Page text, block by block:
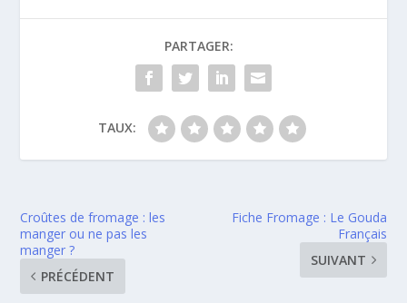
PARTAGER:
TAUX:
Croûtes de fromage : les
manger ou ne pas les
manger ?
PRÉCÉDENT
Fiche Fromage : Le Gouda
Français
SUIVANT